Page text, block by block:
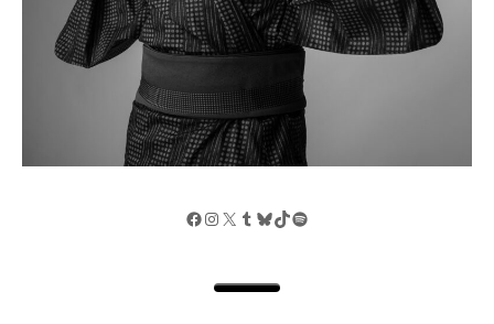
Facebook
Instagram
X Tumblr
Bluesky
TikTokSpotify